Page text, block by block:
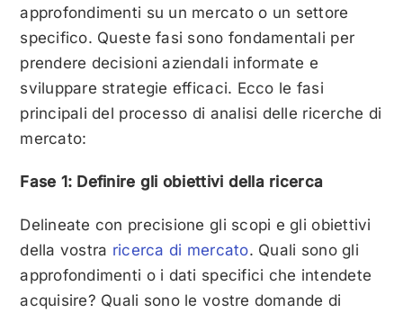
approfondimenti su un mercato o un settore
specifico. Queste fasi sono fondamentali per
prendere decisioni aziendali informate e
sviluppare strategie efficaci. Ecco le fasi
principali del processo di analisi delle ricerche di
mercato:
Fase 1: Definire gli obiettivi della ricerca
Delineate con precisione gli scopi e gli obiettivi
della vostra ricerca di mercato. Quali sono gli
approfondimenti o i dati specifici che intendete
acquisire? Quali sono le vostre domande di